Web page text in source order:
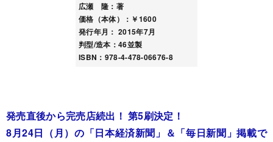
広瀬 隆：著
価格（本体）：￥1600
発行年月： 2015年7月
判型/造本：46並製
ISBN：978-4-478-06676-8
発売直後から完売店続出！ 第5刷決定！
8月24日（月）の「日本経済新聞」＆「毎日新聞」掲載で